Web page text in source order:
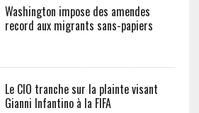
Washington impose des amendes
record aux migrants sans-papiers
Le CIO tranche sur la plainte visant
Gianni Infantino à la FIFA